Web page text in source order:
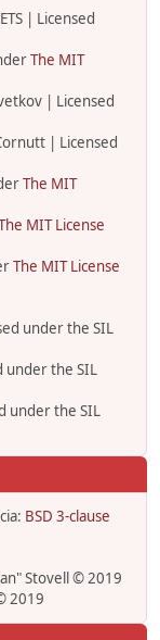
| Licensed
The MIT
| Licensed
| Licensed
The MIT
MIT License
The MIT License
under the SIL
under the SIL
under the SIL
BSD 3-clause
Stovell © 2019
2019